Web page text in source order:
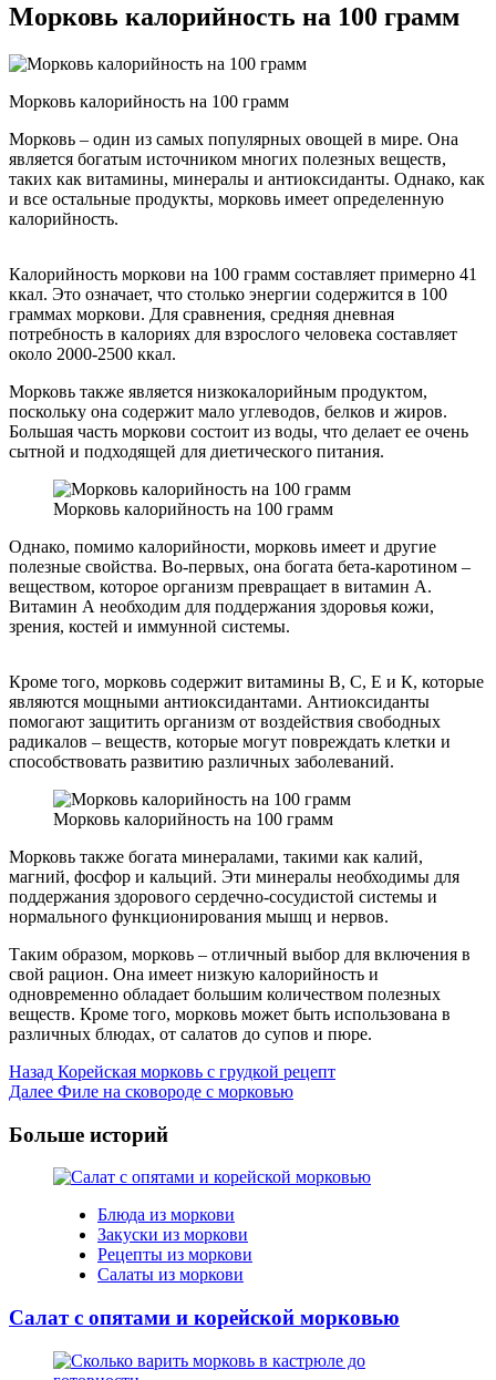
Морковь калорийность на 100 грамм
Морковь калорийность на 100 грамм
Морковь – один из самых популярных овощей в мире. Она
является богатым источником многих полезных веществ,
таких как витамины, минералы и антиоксиданты. Однако, как
и все остальные продукты, морковь имеет определенную
калорийность.
Калорийность моркови на 100 грамм составляет примерно 41
ккал. Это означает, что столько энергии содержится в 100
граммах моркови. Для сравнения, средняя дневная
потребность в калориях для взрослого человека составляет
около 2000-2500 ккал.
Морковь также является низкокалорийным продуктом,
поскольку она содержит мало углеводов, белков и жиров.
Большая часть моркови состоит из воды, что делает ее очень
сытной и подходящей для диетического питания.
Морковь калорийность на 100 грамм
Однако, помимо калорийности, морковь имеет и другие
полезные свойства. Во-первых, она богата бета-каротином –
веществом, которое организм превращает в витамин А.
Витамин А необходим для поддержания здоровья кожи,
зрения, костей и иммунной системы.
Кроме того, морковь содержит витамины В, С, Е и К, которые
являются мощными антиоксидантами. Антиоксиданты
помогают защитить организм от воздействия свободных
радикалов – веществ, которые могут повреждать клетки и
способствовать развитию различных заболеваний.
Морковь калорийность на 100 грамм
Морковь также богата минералами, такими как калий,
магний, фосфор и кальций. Эти минералы необходимы для
поддержания здорового сердечно-сосудистой системы и
нормального функционирования мышц и нервов.
Таким образом, морковь – отличный выбор для включения в
свой рацион. Она имеет низкую калорийность и
одновременно обладает большим количеством полезных
веществ. Кроме того, морковь может быть использована в
различных блюдах, от салатов до супов и пюре.
Post
Navigation
Назад Корейская морковь с грудкой рецепт
Далее Филе на сковороде с морковью
Больше историй
Блюда из моркови
Закуски из моркови
Рецепты из моркови
Салаты из моркови
Салат с опятами и корейской морковью